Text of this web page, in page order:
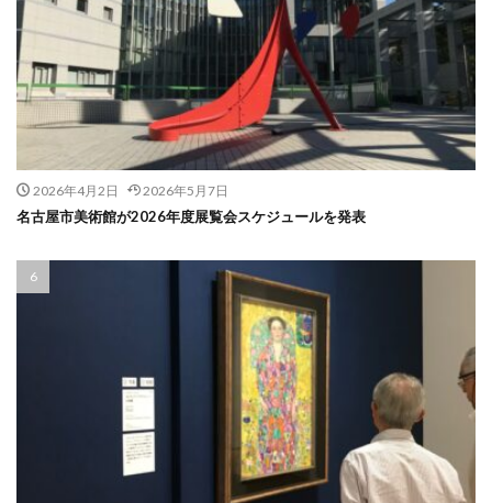
2026年4月2日 2026年5月7日
名古屋市美術館が2026年度展覧会スケジュールを発表